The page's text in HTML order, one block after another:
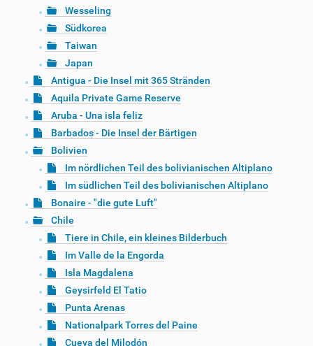
Wesseling
Südkorea
Taiwan
Japan
Antigua - Die Insel mit 365 Stränden
Aquila Private Game Reserve
Aruba - Una isla feliz
Barbados - Die Insel der Bärtigen
Bolivien
Im nördlichen Teil des bolivianischen Altiplano
Im südlichen Teil des bolivianischen Altiplano
Bonaire - "die gute Luft"
Chile
Tiere in Chile, ein kleines Bilderbuch
Im Valle de la Engorda
Isla Magdalena
Geysirfeld El Tatio
Punta Arenas
Nationalpark Torres del Paine
Cueva del Milodón